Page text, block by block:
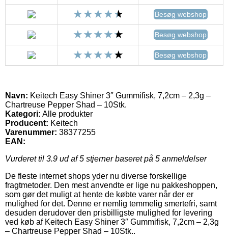
Besøg webshop
Besøg webshop
Besøg webshop
Navn: Keitech Easy Shiner 3″ Gummifisk, 7,2cm – 2,3g –
Chartreuse Pepper Shad – 10Stk.
Kategori: Alle produkter
Producent: Keitech
Varenummer: 38377255
EAN:
Vurderet til 3.9 ud af 5 stjerner baseret på 5 anmeldelser
De fleste internet shops yder nu diverse forskellige
fragtmetoder. Den mest anvendte er lige nu pakkeshoppen,
som gør det muligt at hente de købte varer når der er
mulighed for det. Denne er nemlig temmelig smertefri, samt
desuden derudover den prisbilligste mulighed for levering
ved køb af Keitech Easy Shiner 3″ Gummifisk, 7,2cm – 2,3g
– Chartreuse Pepper Shad – 10Stk..